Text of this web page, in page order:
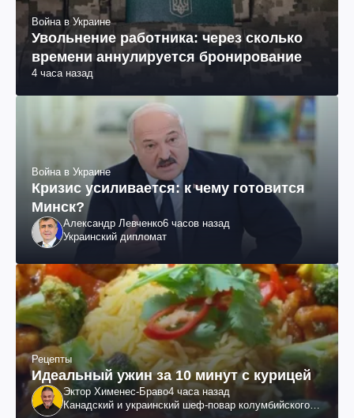
Война в Украине
Увольнение работника: через сколько
времени аннулируется бронирование
4 часа назад
Война в Украине
Кризис усиливается: к чему готовится
Минск?
Александр Левченко6 часов назад
Украинский дипломат
Рецепты
Идеальный ужин за 10 минут с курицей
Эктор Хименес-Браво4 часа назад
Канадский и украинский шеф-повар колумбийского